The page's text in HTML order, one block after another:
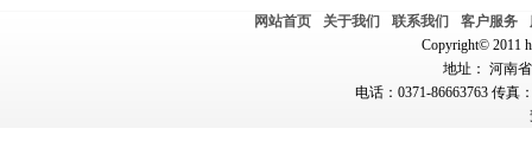
网站首页 关于我们 联系我们 客户服务
Copyright© 2011
地址： 河南
电话：0371-86663763 传真